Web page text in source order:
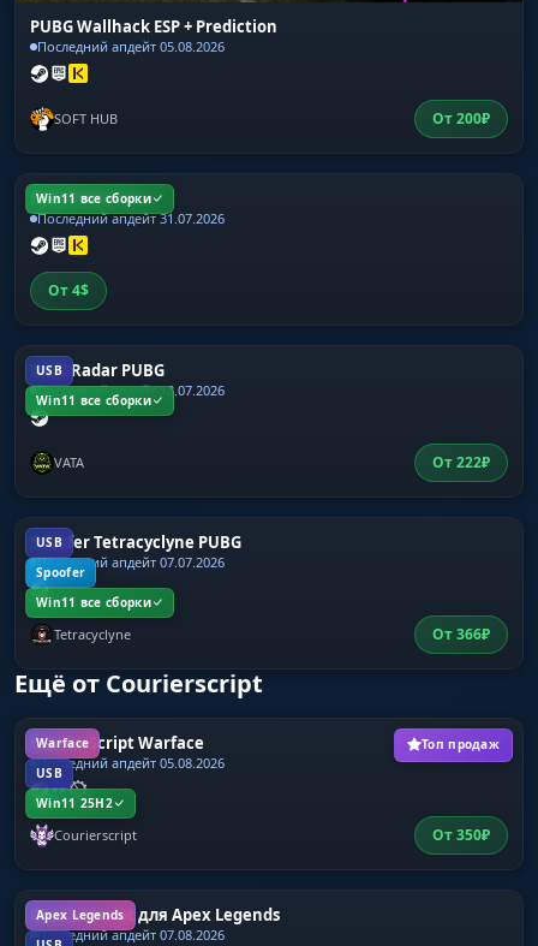
PUBG Wallhack ESP + Prediction
Последний апдейт 05.08.2026
SOFT HUB От200₽
Win11 все сборки
DMA PUBG VPro
Последний апдейт 31.07.2026
От4$
USB
Win11 все сборки
VATA Radar PUBG
Последний апдейт 13.07.2026
VATA От222₽
USB
Spoofer
Win11 все сборки
Spoofer Tetracyclyne PUBG
Последний апдейт 07.07.2026
Tetracyclyne От366₽
Ещё от Courierscript
Warface
USB
Win11 25H2
Топ продаж
CourierScript Warface
Последний апдейт 05.08.2026
Courierscript От350₽
Apex Legends
CourierScript для Apex Legends
Последний апдейт 07.08.2026